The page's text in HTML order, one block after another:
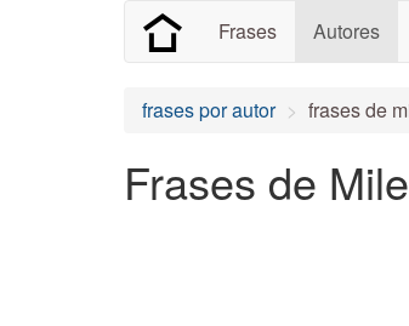
Frases Autores
frases por autor frases de
Frases de